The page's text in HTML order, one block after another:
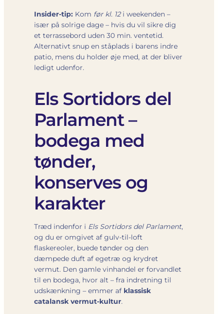
Insider-tip: Kom før kl. 12i weekenden –
især på solrige dage – hvis du vil sikre dig
et terrassebord uden 30 min. ventetid.
Alternativt snup en ståplads i barens indre
patio, mens du holder øje med, at der bliver
ledigt udenfor.
Els Sortidors del
Parlament –
bodega med
tønder,
konserves og
karakter
Træd indenfor i Els Sortidors del Parlament,
og du er omgivet af gulv-til-loft
flaskereoler, buede tønder og den
dæmpede duft af egetræ og krydret
vermut. Den gamle vinhandel er forvandlet
til en bodega, hvor alt – fra indretning til
udskænkning – emmer af klassisk
catalansk vermut-kultur.